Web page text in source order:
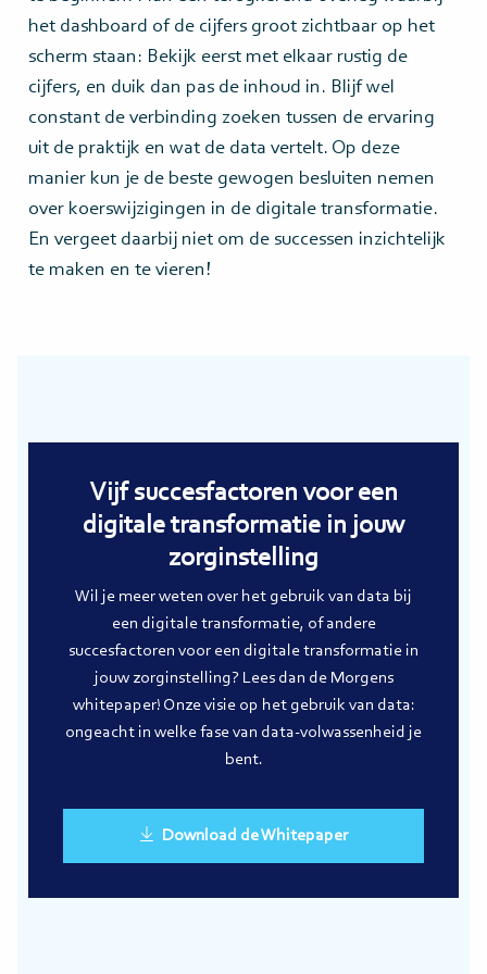
het dashboard of de cijfers groot zichtbaar op het
scherm staan: Bekijk eerst met elkaar rustig de
cijfers, en duik dan pas de inhoud in. Blijf wel
constant de verbinding zoeken tussen de ervaring
uit de praktijk en wat de data vertelt. Op deze
manier kun je de beste gewogen besluiten nemen
over koerswijzigingen in de digitale transformatie.
En vergeet daarbij niet om de successen inzichtelijk
te maken en te vieren!
Vijf succesfactoren voor een
digitale transformatie in jouw
zorginstelling
Wil je meer weten over het gebruik van data bij
een digitale transformatie, of andere
succesfactoren voor een digitale transformatie in
jouw zorginstelling? Lees dan de Morgens
whitepaper! Onze visie op het gebruik van data:
ongeacht in welke fase van data-volwassenheid je
bent.
Download de Whitepaper